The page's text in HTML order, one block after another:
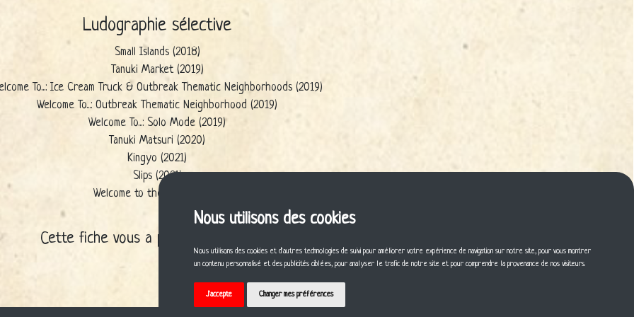
Nous utilisons des cookies
Nous utilisons des cookies et d'autres technologies de suivi pour améliorer votre expérience de navigation sur notre site, pour vous montrer
un contenu personnalisé et des publicités ciblées, pour analyser le trafic de notre site et pour comprendre la provenance de nos visiteurs.
J'accepte Changer mes préférences
Ludographie sélective
Small Islands (2018)
Tanuki Market (2019)
To...: Ice Cream Truck & Outbreak Thematic Neighborhoods (2019)
Welcome To...: Outbreak Thematic Neighborhood (2019)
Welcome To...: Solo Mode (2019)
Tanuki Matsuri (2020)
Kingyo (2021)
Slips (2021)
Welcome to the Moon (2021)
Cette fiche vous a plu ? Partagez-la !